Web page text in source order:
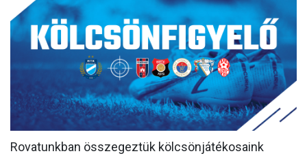
MÉRKŐZÉSEK
KLUB
GALÉRIA
SZURKOLÓI ÉLMÉNYEK
AKKREDITÁCIÓ
Rovatunkban összegeztük kölcsönjátékosaink